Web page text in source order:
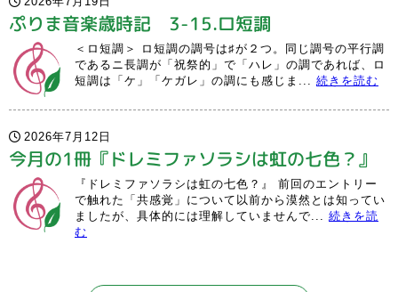
ぷりま音楽歳時記 3-15.ロ短調
＜ロ短調＞ ロ短調の調号は♯が２つ。同じ調号の平行調
であるニ長調が「祝祭的」で「ハレ」の調であれば、ロ
短調は「ケ」「ケガレ」の調にも感じま... 続きを読む
2026年7月12日
今月の1冊『ドレミファソラシは虹の七色？』
『ドレミファソラシは虹の七色？』 前回のエントリー
で触れた「共感覚」について以前から漠然とは知ってい
ましたが、具体的には理解していませんで... 続きを読
む